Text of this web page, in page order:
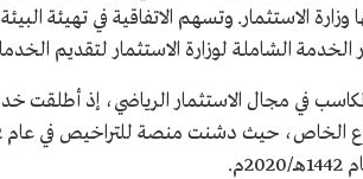
وزارة الاستثمار. وتسهم الاتفاقية في تهيئة
الخدمة الشاملة لوزارة الاستثمار لتقديم
في مجال الاستثمار الرياضي، إذ أطلقت